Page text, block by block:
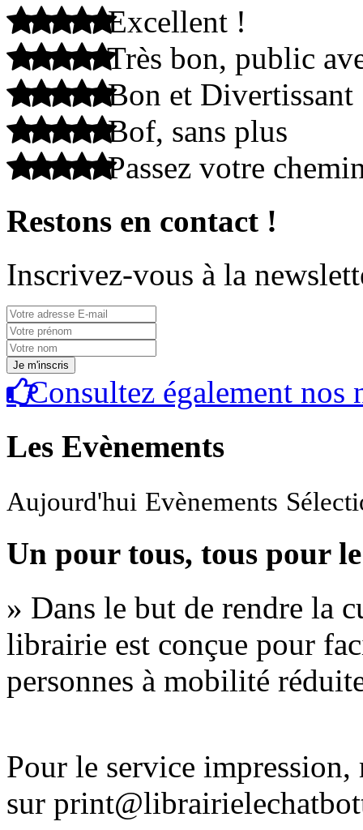
Excellent !
Très bon, public
Bon et Divertissant
Bof, sans plus
Passez votre
Restons en contact !
Inscrivez-vous à la
Consultez également nos
Les Evènements
Aujourd'hui Evènements
Un pour tous, tous pour
» Dans le but de rendre la
librairie est conçue pour
personnes à mobilité
Pour le service
sur